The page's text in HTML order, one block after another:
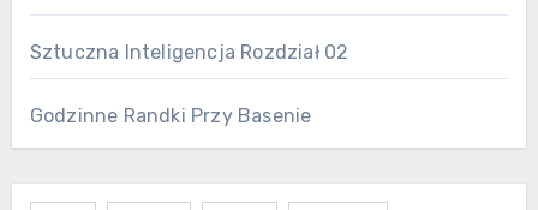
Sztuczna Inteligencja Rozdział 02
Godzinne Randki Przy Basenie